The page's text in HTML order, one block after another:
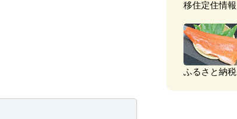
移住定住情報
ふるさと納税